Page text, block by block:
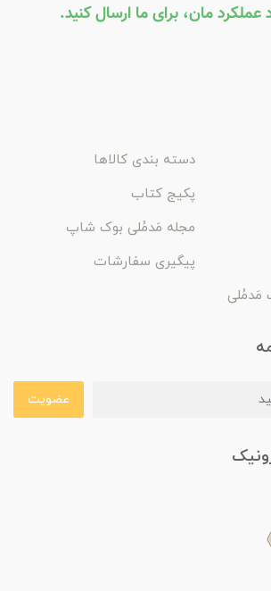
مان، برای ما ارسال کنید.
دسته بندی کالاها
پکیج کتاب
مجله مَدمُلی بوک شاپ
پیگیری سفارشات
مَدمُلی
عضویت